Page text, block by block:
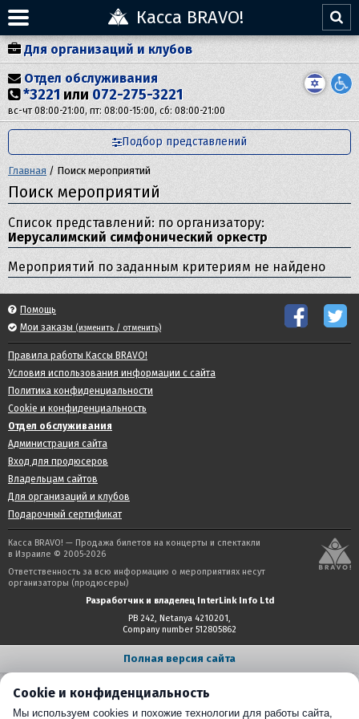
Касса BRAVO!
Для организаций и клубов
Отдел обслуживания
*3221 или 072-275-3221
вс-чт 08:00-21:00, пт: 08:00-15:00, сб: 08:00-21:00
Подбор представлений
Главная / Поиск мероприятий
Поиск мероприятий
Список представлений: по организатору:
Иерусалимский симфонический оркестр
Мероприятий по заданным критериям не найдено
Помощь
Мои заказы (изменить / отменить)
Правила работы Кассы BRAVO!
Условия использования информации с сайта
Политика конфиденциальности
Cookie и конфиденциальность
Отдел обслуживания
Администрация сайта
Вход для продюсеров
Владельцам сайтов
Для организаций и клубов
Подарочный сертификат
Касса BRAVO! — Продажа билетов на концерты и спектакли
в Израиле © 2005-2026
Ответственность за всю информацию о мероприятиях несут
организаторы (продюсеры)
Разработчик и владелец InterLink Info Ltd
PB 242, Netanya 4210201,
Company number 512805862
Полная версия сайта
Cookie и конфиденциальность
Мы используем cookies и похожие технологии для работы сайта,